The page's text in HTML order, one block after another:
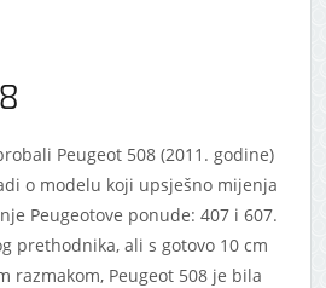
Peugeot 508 (2011. godine)
o modelu koji upsješno mijenja
Peugeotove ponude: 407 i 607.
prethodnika, ali s gotovo 10 cm
razmakom, Peugeot 508 je bila